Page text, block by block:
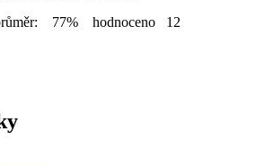
77% hodnoceno 12